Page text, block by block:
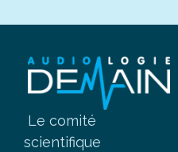
Le comité
scientifique